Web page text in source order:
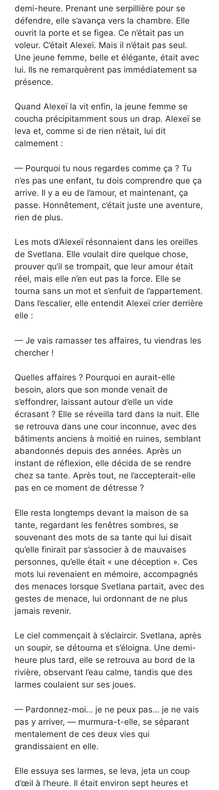
demi-heure. Prenant une serpillière pour se
défendre, elle s’avança vers la chambre. Elle
ouvrit la porte et se figea. Ce n’était pas un
voleur. C’était Alexeï. Mais il n’était pas seul.
Une jeune femme, belle et élégante, était avec
lui. Ils ne remarquèrent pas immédiatement sa
présence.
Quand Alexeï la vit enfin, la jeune femme se
coucha précipitamment sous un drap. Alexeï se
leva et, comme si de rien n’était, lui dit
calmement :
— Pourquoi tu nous regardes comme ça ? Tu
n’es pas une enfant, tu dois comprendre que ça
arrive. Il y a eu de l’amour, et maintenant, ça
passe. Honnêtement, c’était juste une aventure,
rien de plus.
Les mots d’Alexeï résonnaient dans les oreilles
de Svetlana. Elle voulait dire quelque chose,
prouver qu’il se trompait, que leur amour était
réel, mais elle n’en eut pas la force. Elle se
tourna sans un mot et s’enfuit de l’appartement.
Dans l’escalier, elle entendit Alexeï crier derrière
elle :
— Je vais ramasser tes affaires, tu viendras les
chercher !
Quelles affaires ? Pourquoi en aurait-elle
besoin, alors que son monde venait de
s’effondrer, laissant autour d’elle un vide
écrasant ? Elle se réveilla tard dans la nuit. Elle
se retrouva dans une cour inconnue, avec des
bâtiments anciens à moitié en ruines, semblant
abandonnés depuis des années. Après un
instant de réflexion, elle décida de se rendre
chez sa tante. Après tout, ne l’accepterait-elle
pas en ce moment de détresse ?
Elle resta longtemps devant la maison de sa
tante, regardant les fenêtres sombres, se
souvenant des mots de sa tante qui lui disait
qu’elle finirait par s’associer à de mauvaises
personnes, qu’elle était « une déception ». Ces
mots lui revenaient en mémoire, accompagnés
des menaces lorsque Svetlana partait, avec des
gestes de menace, lui ordonnant de ne plus
jamais revenir.
Le ciel commençait à s’éclaircir. Svetlana, après
un soupir, se détourna et s’éloigna. Une demi-
heure plus tard, elle se retrouva au bord de la
rivière, observant l’eau calme, tandis que des
larmes coulaient sur ses joues.
— Pardonnez-moi… je ne peux pas… je ne vais
pas y arriver, — murmura-t-elle, se séparant
mentalement de ces deux vies qui
grandissaient en elle.
Elle essuya ses larmes, se leva, jeta un coup
d’œil à l’heure. Il était environ sept heures et